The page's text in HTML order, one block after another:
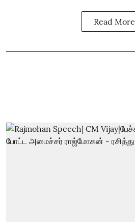
Read More